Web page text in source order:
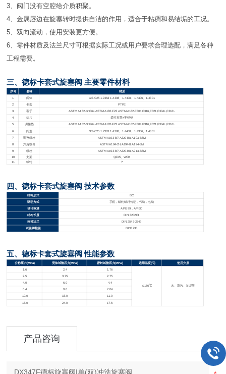
3、阀门没有空腔给介质积聚。
4、金属唇边在旋塞转时提供自洁的作用，适合于粘稠和易结垢的工况。
5、双向流动，使用安装更方便。
6、零件材质及法兰尺寸可根据实际工况或用户要求合理选配，满足各种
工程需要。
三、德标卡套式旋塞阀 主要零件材料
序号 名称 材质
1 阀体 GS-C25 1.7363 1.4308 、1.4408、1.4306、1.4301
2
卡套 PTFE
3 塞子 ASTM A182-Gr.F6a ASTM A182-F22 ASTM A182-F304,F316,F321,F304L,F316L
4 垫片
柔性石墨+不锈钢
5
调整垫 ASTM A182-Gr.F6a ASTM A182-F22 ASTM A182-F304,F316,F321,F304L,F316L
6 阀盖 GS-C25 1.7363 1.4308 、1.4408、1.4306、1.4301
7
调整螺栓 ASTM A193-B7,A320-B8,A193-B8M
8 六角螺母
ASTM A194-2H,A194-8,A194-8M
9
螺栓 ASTM A193-B7,A320-B8,A913-B8M
10 支架 Q235 、WCB
11 蜗轮 ?
四、德标卡套式旋塞阀 技术参数
结构形式 BC
驱动方式
手柄，蜗轮蜗杆传动，气动，电动
设计标准
API599 ，API6D
结构长度 DIN 3202F1
连接法兰
DIN 2543-2549
试验和检验
DIN3230
五、德标卡套式旋塞阀 性能参数
公称压力(MPa) 壳体试验压力(MPa) 密封试验压力(MPa) 适用温度(℃) 使用介质
1.6 2.4 1.76
≤180℃ 水、蒸汽、油品等
2.5 3.75 2.75
4.0 6.0 4.4
6.4 9.6
7.04
10.0
15.0 11.0
16.0 24.0 17.6
产品咨询